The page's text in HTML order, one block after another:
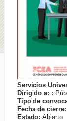
Servicios
Dirigido a: :
Tipo de
Fecha de cierre:
Estado: Abierto